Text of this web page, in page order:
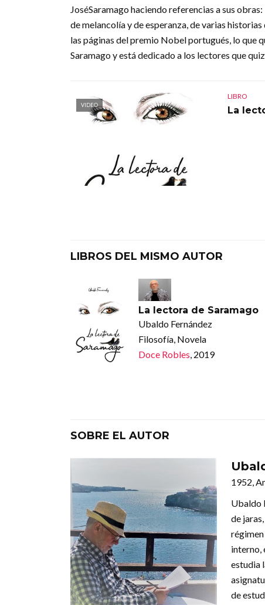
JoséSaramago haciendo referencias a sus
de melancolía y de esperanza, de varias
las páginas del premio Nobel portugués, lo que
Saramago y está dedicado a los lectores que
VIDEO
LIBRO
La
LIBROS DEL MISMO AUTOR
La lectora de Saramago
Ubaldo Fernández
Filosofía, Novela
Doce Robles, 2019
SOBRE EL AUTOR
1952,
Ubaldo
de
interno,
estudia
de